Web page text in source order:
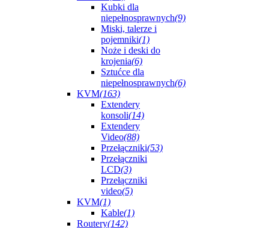
Kubki dla
niepełnosprawnych(9)
Miski, talerze i
pojemniki(1)
Noże i deski do
krojenia(6)
Sztućce dla
niepełnosprawnych(6)
KVM(163)
Extendery
konsoli(14)
Extendery
Video(88)
Przełączniki(53)
Przełączniki
LCD(3)
Przełączniki
video(5)
KVM(1)
Kable(1)
Routery(142)